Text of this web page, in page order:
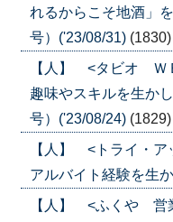
れるからこそ地酒」
号）('23/08/31) (1830)
【人】 <タビオ Ｗ
趣味やスキルを生か
号）('23/08/24) (1829)
【人】 <トライ・
アルバイト経験を生
【人】 <ふくや 営